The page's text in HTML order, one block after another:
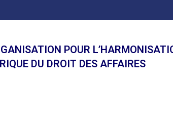
POUR
DU DROIT DES AFFAIRES